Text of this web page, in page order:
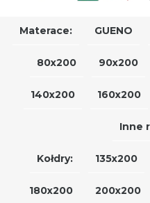
Materace: GUENO
80x200 90x200
140x200 160x200
Inne
Kołdry: 135x200
180x200 200x200